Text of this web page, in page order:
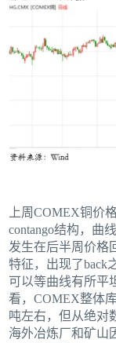
上周COMEX铜价
contango结构，曲
发生在后半周价格
特征，出现了back
可以等曲线有所平
看，COMEX整体
吨左右，但从绝对
海外冶炼厂和矿山